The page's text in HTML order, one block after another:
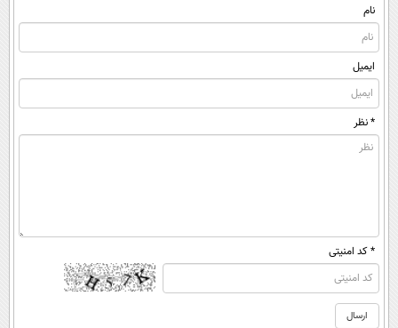
نام
ایمیل
* نظر
* کد امنیتی